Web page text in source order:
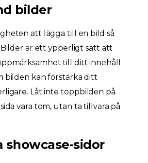
bilder
att lägga till en bild så
är ett ypperligt sätt att
till ditt innehåll
bilden kan förstärka ditt
Låt inte toppbilden på
vara tom, utan ta tillvara på
showcase-sidor